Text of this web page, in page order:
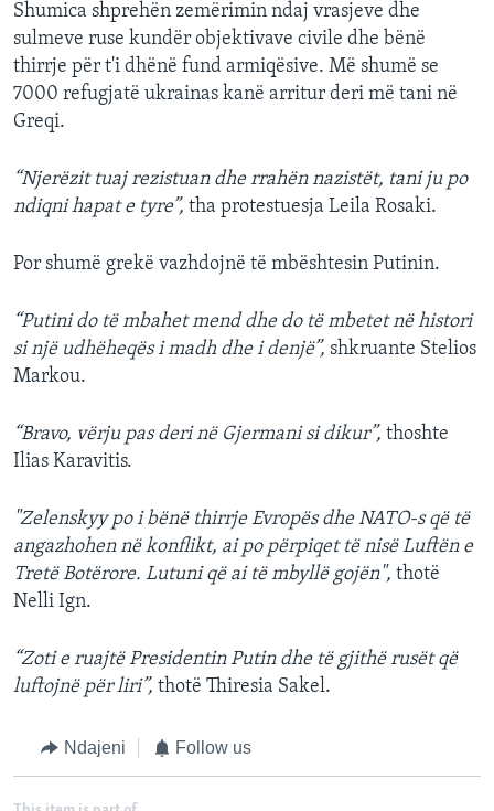
Shumica shprehën zemërimin ndaj vrasjeve dhe
sulmeve ruse kundër objektivave civile dhe bënë
thirrje për t'i dhënë fund armiqësive. Më shumë se
7000 refugjatë ukrainas kanë arritur deri më tani në
Greqi.
“Njerëzit tuaj rezistuan dhe rrahën nazistët, tani ju po
ndiqni hapat e tyre”, tha protestuesja Leila Rosaki.
Por shumë grekë vazhdojnë të mbështesin Putinin.
“Putini do të mbahet mend dhe do të mbetet në histori
si një udhëheqës i madh dhe i denjë”, shkruante Stelios
Markou.
“Bravo, vërju pas deri në Gjermani si dikur”, thoshte
Ilias Karavitis.
"Zelenskyy po i bënë thirrje Evropës dhe NATO-s që të
angazhohen në konflikt, ai po përpiqet të nisë Luftën e
Tretë Botërore. Lutuni që ai të mbyllë gojën", thotë
Nelli Ign.
“Zoti e ruajtë Presidentin Putin dhe të gjithë rusët që
luftojnë për liri”, thotë Thiresia Sakel.
Ndajeni Follow us